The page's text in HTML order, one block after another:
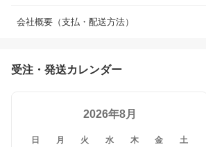
会社概要（支払・配送方法）
受注・発送カレンダー
2026年8月
日 月 火 水 木 金 土